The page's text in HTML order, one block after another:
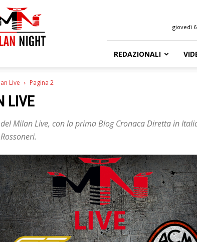
giovedì
REDAZIONALI
Live Pagina 2
LIVE
Milan Live, con la prima Blog Cronaca Diretta in